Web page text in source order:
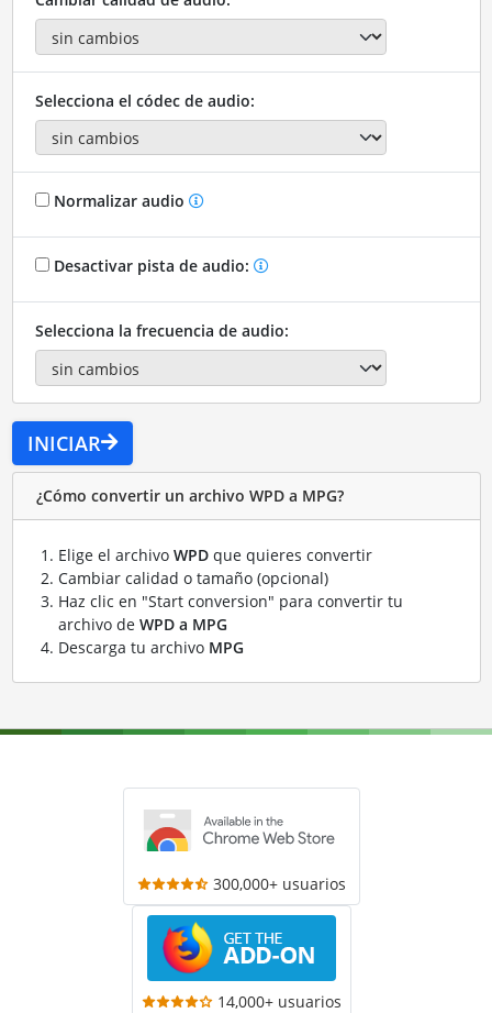
Selecciona el códec de audio:
Normalizar audio
Desactivar pista de audio:
Selecciona la frecuencia de audio:
INICIAR
¿Cómo convertir un archivo WPD a MPG?
Elige el archivo WPDque quieres convertir
Cambiar calidad o tamaño (opcional)
Haz clic en "Start conversion" para convertir tu
archivo de WPD a MPG
Descarga tu archivo MPG
300,000+ usuarios
14,000+ usuarios